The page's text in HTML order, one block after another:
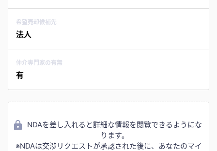
希望売却候補先
法人
仲介専門家の有無
有
NDAを差し入れると詳細な情報を閲覧できるようにな
ります。
※NDAは交渉リクエストが承認された後に、あなたのマイ